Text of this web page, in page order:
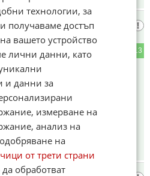
13
от ппд б":
апартамент в незакоконния
край Варна , а Коцев си е
това показва, че ППДБ
технологии, за
получаваме достъп
вашето устройство
лични данни, като
и данни за
измерване на
анализ на
на
от трети страни
обработват